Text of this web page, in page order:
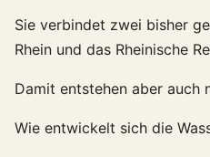
Sie verbindet zwei bisher
Rhein und das Rheinische
Damit entstehen aber auch
Wie entwickelt sich die